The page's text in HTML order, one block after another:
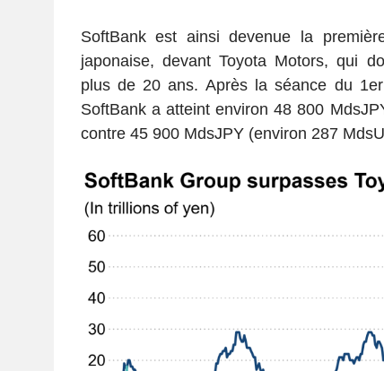
SoftBank est ainsi devenue la
japonaise, devant Toyota Motors, qui
plus de 20 ans. Après la séance du
SoftBank a atteint environ 48 800
contre 45 900 MdsJPY (environ 287